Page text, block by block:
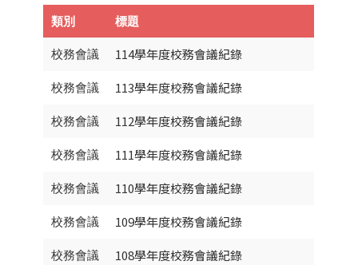
類別 標題
校務會議 114學年度校務會議紀錄
校務會議 113學年度校務會議紀錄
校務會議 112學年度校務會議紀錄
校務會議 111學年度校務會議紀錄
校務會議 110學年度校務會議紀錄
校務會議 109學年度校務會議紀錄
校務會議 108學年度校務會議紀錄